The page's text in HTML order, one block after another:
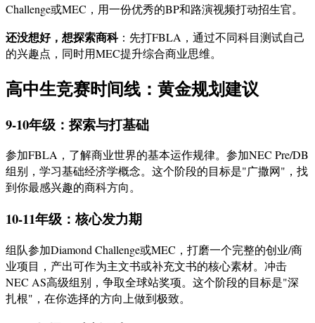
Challenge或MEC，用一份优秀的BP和路演视频打动招生官。
还没想好，想探索商科：先打FBLA，通过不同科目测试自己
的兴趣点，同时用MEC提升综合商业思维。
高中生竞赛时间线：黄金规划建议
9-10年级：探索与打基础
参加FBLA，了解商业世界的基本运作规律。参加NEC Pre/DB
组别，学习基础经济学概念。这个阶段的目标是"广撒网"，找
到你最感兴趣的商科方向。
10-11年级：核心发力期
组队参加Diamond Challenge或MEC，打磨一个完整的创业/商
业项目，产出可作为主文书或补充文书的核心素材。冲击
NEC AS高级组别，争取全球站奖项。这个阶段的目标是"深
扎根"，在你选择的方向上做到极致。